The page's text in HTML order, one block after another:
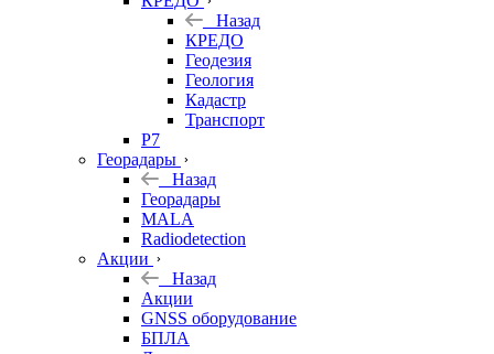
Назад
КРЕДО
Геодезия
Геология
Кадастр
Транспорт
Р7
Георадары
Назад
Георадары
MALA
Radiodetection
Акции
Назад
Акции
GNSS оборудование
БПЛА